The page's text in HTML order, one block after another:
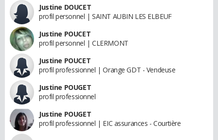
Justine DOUCET
profil personnel | SAINT AUBIN LES ELBEUF
Justine POUCET
profil personnel | CLERMONT
Justine POUCET
profil professionnel | Orange GDT - Vendeuse
Justine POUGET
profil professionnel
Justine POUGET
profil professionnel | EIC assurances - Courtière